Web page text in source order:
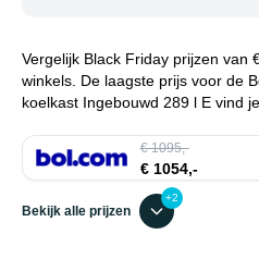
Vergelijk Black Friday prijzen van
winkels. De laagste prijs voor de
koelkast Ingebouwd 289 l E vind
€ 1095,-
€ 1054,-
Bekijk alle prijzen
+2